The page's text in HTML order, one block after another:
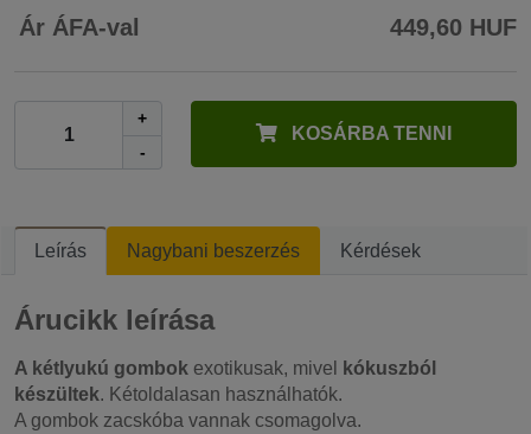
Ár ÁFA-val 449,60 HUF
+
-
KOSÁRBA TENNI
Leírás Nagybani beszerzés Kérdések
Árucikk leírása
A kétlyukú gombok exotikusak, mivel
kókuszból
készültek. Kétoldalasan használhatók.
A gombok zacskóba vannak csomagolva.